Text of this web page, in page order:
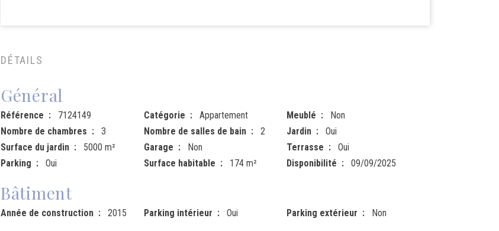
DÉTAILS
Général
Référence 7124149 Catégorie Appartement Meublé
Non
Nombre de chambres
3 Nombre de salles de bain 2 Jardin
Oui
Surface du jardin
5000 m² Garage Non Terrasse
Oui
Parking
Oui Surface habitable 174 m² Disponibilité 09/09/2025
Bâtiment
Année de construction 2015 Parking intérieur Oui Parking extérieur Non